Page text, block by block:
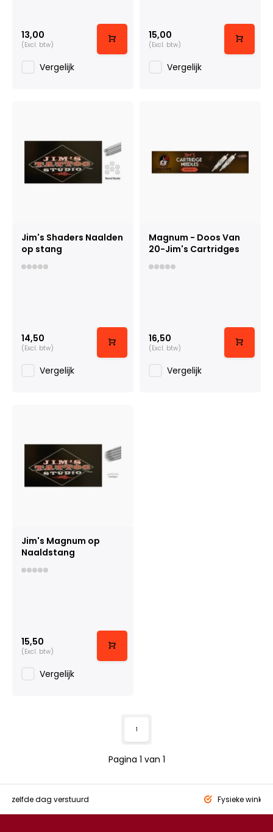
13,00
(Excl. btw)
Vergelijk
15,00
(Excl. btw)
Vergelijk
Jim's Shaders Naalden
op stang
14,50
(Excl. btw)
Vergelijk
Magnum - Doos Van
20-Jim's Cartridges
16,50
(Excl. btw)
Vergelijk
Jim's Magnum op
Naaldstang
15,50
(Excl. btw)
Vergelijk
Pagina 1 van 1
1
zelfde dag verstuurd Fysieke winkel